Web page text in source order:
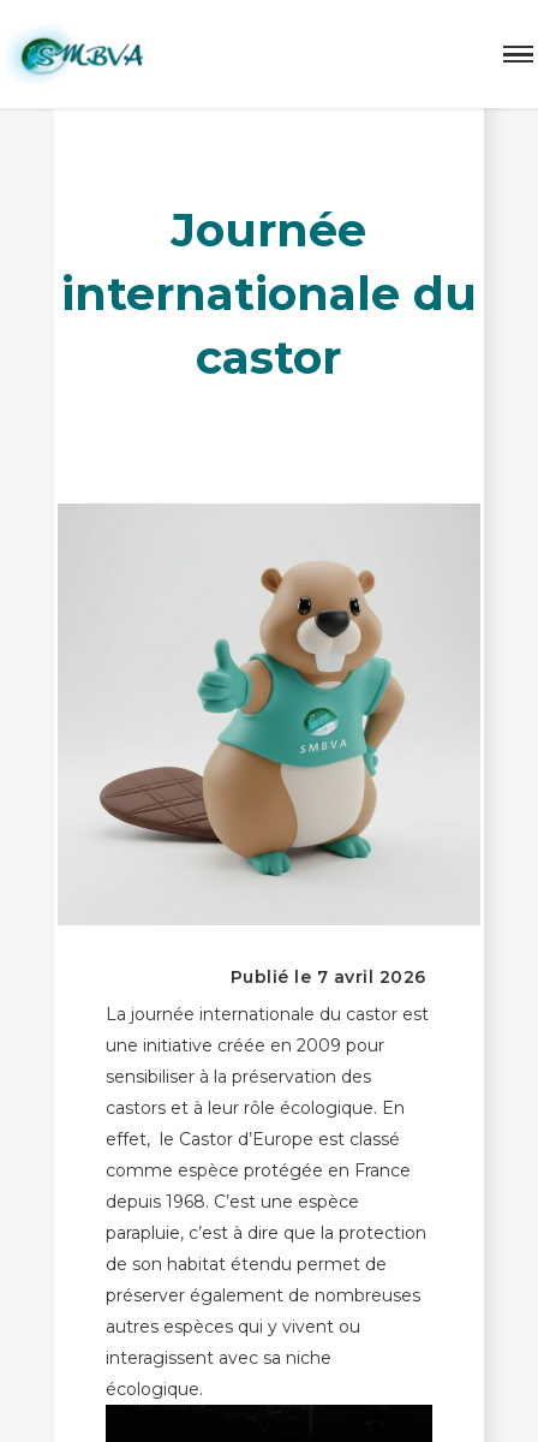
Journée
internationale du
castor
Publié le 7 avril 2026
La journée internationale du castor est
une initiative créée en 2009 pour
sensibiliser à la préservation des
castors et à leur rôle écologique. En
effet, le Castor d’Europe est classé
comme espèce protégée en France
depuis 1968. C’est une espèce
parapluie, c’est à dire que la protection
de son habitat étendu permet de
préserver également de nombreuses
autres espèces qui y vivent ou
interagissent avec sa niche
écologique.